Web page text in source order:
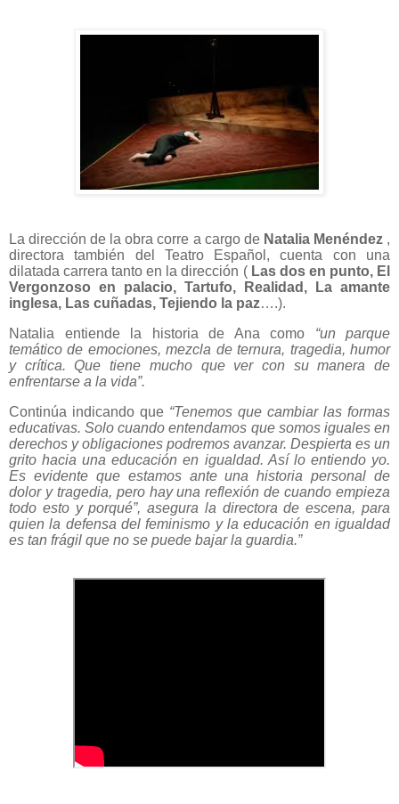
La dirección de la obra corre a cargo de Natalia Menéndez,
directora también del Teatro Español, cuenta con una
dilatada carrera tanto en la dirección ( Las dos en punto, El
Vergonzoso en palacio, Tartufo, Realidad, La amante
inglesa, Las cuñadas, Tejiendo la paz….).
Natalia entiende la historia de Ana como “un parque
temático de emociones, mezcla de ternura, tragedia, humor
y crítica. Que tiene mucho que ver con
su manera de
enfrentarse a la vida”.
Continúa indicando que “Tenemos que cambiar las formas
educativas. Solo cuando entendamos que somos iguales en
derechos y obligaciones podremos avanzar. Despierta es un
grito hacia una educación en igualdad. Así lo entiendo yo.
Es evidente que estamos ante una historia personal de
dolor y tragedia, pero hay una reflexión de cuando empieza
todo esto y porqué”, asegura la directora de escena, para
quien la defensa del feminismo y la educación en igualdad
es tan frágil que no se puede bajar la guardia.”